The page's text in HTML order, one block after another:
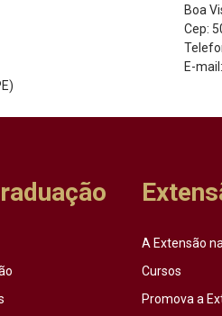
Boa
Cep:
E-
A Extensão
Cursos
Promova a